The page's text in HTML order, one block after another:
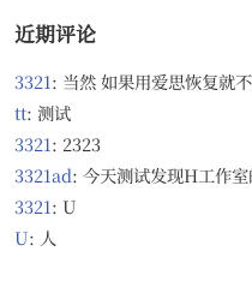
近期评论
3321: 当然 如果用爱思恢复就不
tt: 测试
3321: 2323
3321ad: 今天测试发现H工作
3321: U
U: 人